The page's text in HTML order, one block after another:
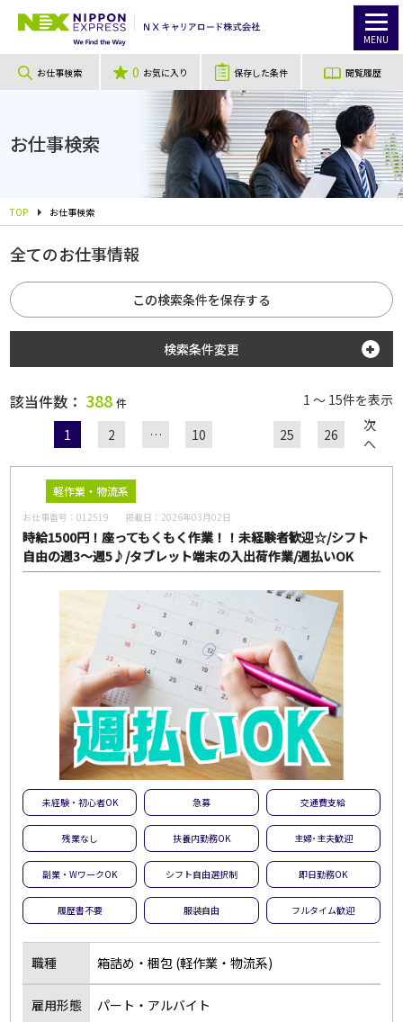
MENU
お仕事検索 0 お気に入り 保存した条件 閲覧履歴
お仕事検索
TOP お仕事検索
該当件数： 388 件
1 ～ 15件を表示
1
2 … 10 25 26
次
へ
軽作業・物流系
お仕事番号：012519 掲載日： 2026年03月02日
時給1500円！座ってもくもく作業！！未経験者歓迎☆/シフト
自由の週3～週5♪/タブレット端末の入出荷作業/週払いOK
未経験・初心者OK 急募 交通費支給
残業なし 扶養内勤務OK 主婦･主夫歓迎
副業・WワークOK シフト自由選択制 即日勤務OK
履歴書不要 服装自由 フルタイム歓迎
職種 箱詰め・梱包 (軽作業・物流系)
雇用形態 パート・アルバイト
全てのお仕事情報
この検索条件を保存する
検索条件変更
給与
一般派遣
紹介予定派遣
紹介
契約社員
パート・アルバイト
正社員
無期雇用派遣
こだわり
未経験・初心者OK
大量募集
夜勤のお仕事
残業なし
扶養内勤務OK
大学生歓迎
主婦･主夫歓迎
経験者歓迎
副業・WワークOK
シフト自由選択制
即日勤務OK
友達と応募OK
駅チカ･駅ナカ
服装自由